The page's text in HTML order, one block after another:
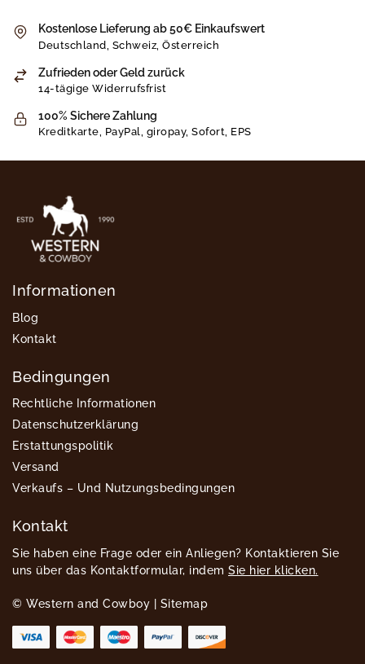
Kostenlose Lieferung ab 50€ Einkaufswert
Deutschland, Schweiz, Österreich
Zufrieden oder Geld zurück
14-tägige Widerrufsfrist
100% Sichere Zahlung
Kreditkarte, PayPal, giropay, Sofort, EPS
Informationen
Blog
Kontakt
Bedingungen
Rechtliche Informationen
Datenschutzerklärung
Erstattungspolitik
Versand
Verkaufs – Und Nutzungsbedingungen
Kontakt
Sie haben eine Frage oder ein Anliegen? Kontaktieren Sie
uns über das Kontaktformular, indem Sie hier klicken.
© Western and Cowboy | Sitemap